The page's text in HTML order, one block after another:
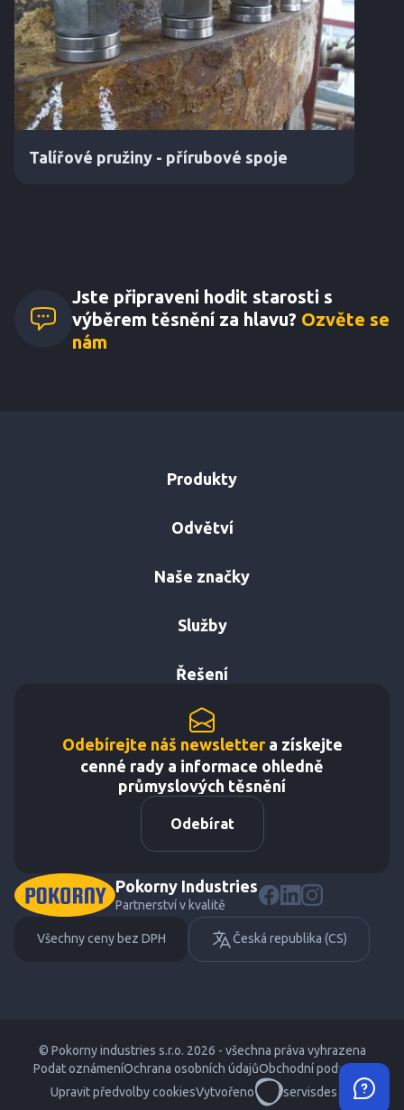
Talířové pružiny - přírubové spoje
Jste připraveni hodit starosti s
výběrem těsnění za hlavu? Ozvěte se
nám
Produkty
Odvětví
Naše značky
Služby
Řešení
Odebírejte náš newslettera získejte
cenné rady a informace ohledně
průmyslových těsnění
Odebírat
Pokorny Industries
Partnerství v kvalitě
Všechny ceny bez DPH Česká republika (CS)
© Pokorny industries s.r.o. 2026 - všechna práva vyhrazena
Podat oznámeníOchrana osobních údajůObchodní podmínky
Upravit předvolby cookiesVytvořeno servisdesign